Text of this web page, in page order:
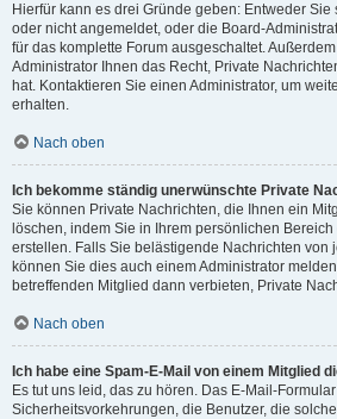
Hierfür kann es drei Gründe geben: Entweder
oder nicht angemeldet, oder die Board-
für das komplette Forum ausgeschaltet.
Administrator Ihnen das Recht, Private
hat. Kontaktieren Sie einen Administrator, um
erhalten.
Nach oben
Ich bekomme ständig unerwünschte Private
Sie können Private Nachrichten, die Ihnen ein
löschen, indem Sie in Ihrem persönlichen
erstellen. Falls Sie belästigende Nachrichten von
können Sie dies auch einem Administrator
betreffenden Mitglied dann verbieten, Private
Nach oben
Ich habe eine Spam-E-Mail von einem Mitglied
Es tut uns leid, das zu hören. Das E-Mail-
Sicherheitsvorkehrungen, die Benutzer, die